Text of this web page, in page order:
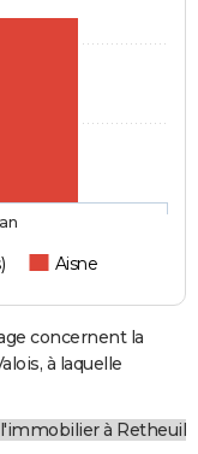
Aisne
concernent la
à laquelle
à Retheuil